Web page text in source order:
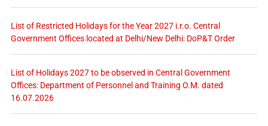
List of Restricted Holidays for the Year 2027 i.r.o. Central
Government Offices located at Delhi/New Delhi: DoP&T Order
List of Holidays 2027 to be observed in Central Government
Offices: Department of Personnel and Training O.M. dated
16.07.2026